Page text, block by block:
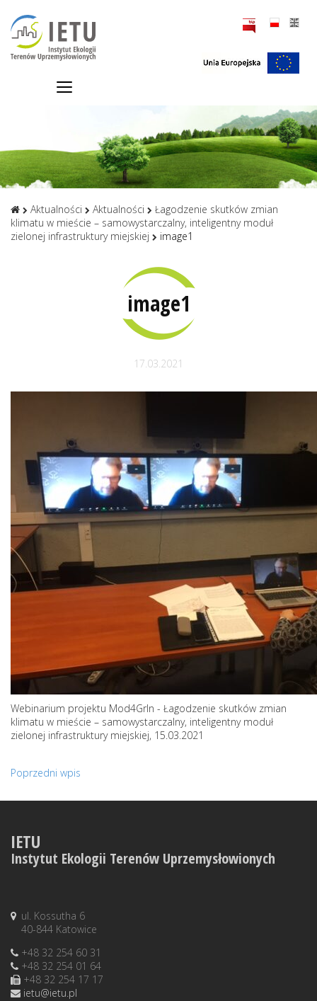
Aktualności Aktualności
Łagodzenie skutków zmian
klimatu w mieście – samowystarczalny, inteligentny moduł
zielonej infrastruktury miejskiej
image1
image1
17.03.2021
Webinarium projektu Mod4GrIn - Łagodzenie skutków zmian
klimatu w mieście – samowystarczalny, inteligentny moduł
zielonej infrastruktury miejskiej, 15.03.2021
Poprzedni wpis
IETU
Instytut Ekologii Terenów Uprzemysłowionych
ul. Kossutha 6
40-844 Katowice
+48 32 254 60 31
+48 32 254 01 64
+48 32 254 17 17
ietu@ietu.pl